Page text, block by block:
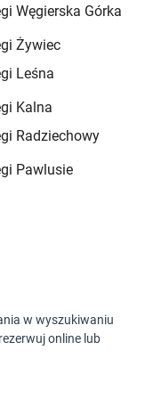
Węgierska Górka
Żywiec
Leśna
Kalna
Radziechowy
Pawlusie
w wyszukiwaniu
online lub